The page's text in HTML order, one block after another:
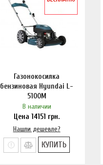
Газонокосилка
бензиновая Hyundai L-
5100M
В наличии
Цена14151 грн.
Нашли дешевле?
КУПИТЬ